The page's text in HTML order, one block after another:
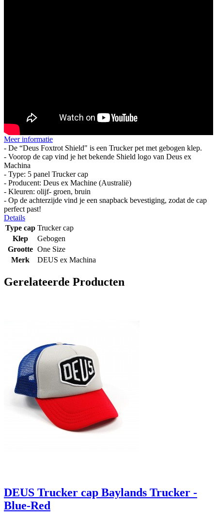
Meer informatie
- De “Deus Foxtrot Shield" is een Trucker pet met gebogen klep.
- Voorop de cap vind je het bekende Shield logo van Deus ex
Machina
- Type: 5 panel Trucker cap
- Producent: Deus ex Machine (Australië)
- Kleuren: olijf- groen, bruin
- Op de achterzijde vind je een snapback bevestiging, zodat de cap
perfect past!
Details
Type cap Trucker cap
Klep
Gebogen
Grootte One Size
Merk
DEUS ex Machina
Gerelateerde Producten
DEUS Trucker cap Baylands Trucker -
Blue-Red